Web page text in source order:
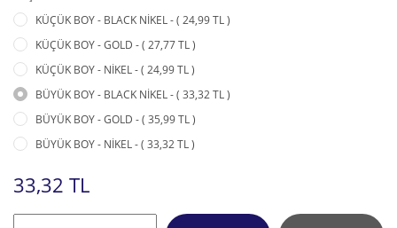
KÜÇÜK BOY - BLACK NİKEL - ( 24,99 TL )
KÜÇÜK BOY - GOLD - ( 27,77 TL )
KÜÇÜK BOY - NİKEL - ( 24,99 TL )
BÜYÜK BOY - BLACK NİKEL - ( 33,32 TL )
BÜYÜK BOY - GOLD - ( 35,99 TL )
BÜYÜK BOY - NİKEL - ( 33,32 TL )
33,32 TL